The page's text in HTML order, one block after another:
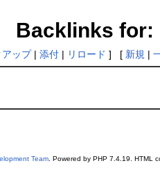
Backlinks for:
ップ| 添付| リロード ] [ 新規 |
Team. Powered by PHP 7.4.19. HTML